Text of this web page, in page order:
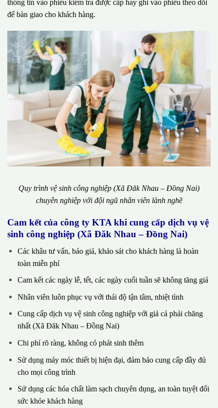
thông tin vào phiếu kiểm tra được cấp hay ghi vào phiếu theo dõi
để bàn giao cho khách hàng.
Quy trình vệ sinh công nghiệp (Xã Đăk Nhau – Đồng Nai)
chuyên nghiệp với đội ngũ nhân viên lành nghề
Cam kết của công ty KTA khi cung cấp dịch vụ vệ
sinh công nghiệp (Xã Đăk Nhau – Đồng Nai)
Các khâu tư vấn, báo giá, khảo sát cho khách hàng là hoàn
toàn miễn phí
Cam kết các ngày lễ, tết, các ngày cuối tuần sẽ không tăng giá
Nhân viên luôn phục vụ với thái độ tận tâm, nhiệt tình
Cung cấp dịch vụ vệ sinh công nghiệp với giả cả phải chăng
nhất (Xã Đăk Nhau – Đồng Nai)
Chi phí rõ ràng, không có phát sinh thêm
Sử dụng máy móc thiết bị hiện đại, đảm bảo cung cấp đầy đủ
cho mọi công trình
Sử dụng các hóa chất làm sạch chuyên dụng, an toàn tuyệt đối
sức khỏe khách hàng